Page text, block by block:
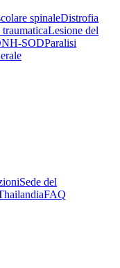
spinaleDistrofia
Lesione del
SODParalisi
Sede del
FAQ